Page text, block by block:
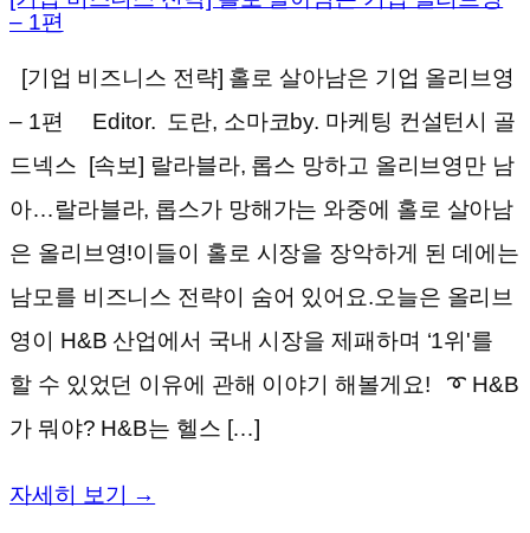
– 1편
[기업 비즈니스 전략] 홀로 살아남은 기업 올리브영
– 1편 Editor. 도란, 소마코by. 마케팅 컨설턴시 골
드넥스 [속보] 랄라블라, 롭스 망하고 올리브영만 남
아…랄라블라, 롭스가 망해가는 와중에 홀로 살아남
은 올리브영!이들이 홀로 시장을 장악하게 된 데에는
남모를 비즈니스 전략이 숨어 있어요.오늘은 올리브
영이 H&B 산업에서 국내 시장을 제패하며 ‘1위'를
할 수 있었던 이유에 관해 이야기 해볼게요! ➰ H&B
가 뭐야? H&B는 헬스 […]
자세히 보기 →